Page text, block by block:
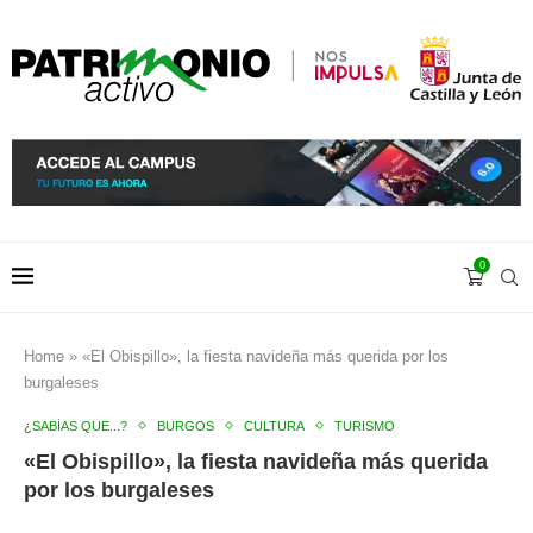
0
Home » «El Obispillo», la fiesta navideña más querida por los
burgaleses
¿SABÍAS QUE...? BURGOS CULTURA TURISMO
«El Obispillo», la fiesta navideña más querida
por los burgaleses